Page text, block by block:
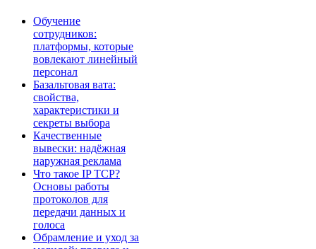
Обучение
сотрудников:
платформы, которые
вовлекают линейный
персонал
Базальтовая вата:
свойства,
характеристики и
секреты выбора
Качественные
вывески: надёжная
наружная реклама
Что такое IP TCP?
Основы работы
протоколов для
передачи данных и
голоса
Обрамление и уход за